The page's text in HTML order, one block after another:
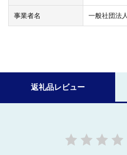
事業者名 一般社団法
返礼品レビュー